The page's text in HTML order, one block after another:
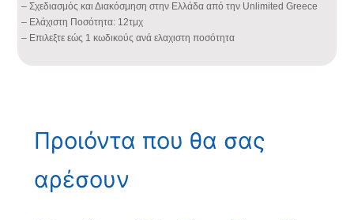
– Σχεδιασμός και Διακόσμηση στην Ελλάδα από την Unlimited Greece
– Ελάχιστη Ποσότητα: 12τμχ
– Επιλεξτε εώς 1 κωδικούς ανά ελαχιστη ποσότητα
Προιόντα που θα σας
αρέσουν